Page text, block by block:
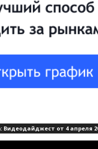
Видеодайджест от 4 апреля